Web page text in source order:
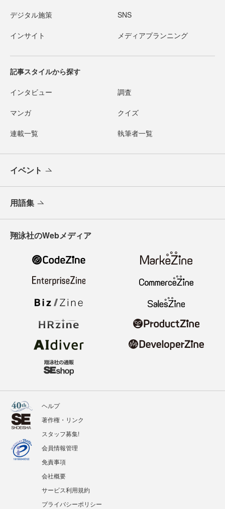
デジタル施策 SNS
インサイト メディアプランニング
記事スタイルから探す
インタビュー 調査
マンガ クイズ
連載一覧 執筆者一覧
イベント
用語集
翔泳社のWebメディア
ヘルプ
著作権・リンク
スタッフ募集!
会員情報管理
免責事項
会社概要
サービス利用規約
プライバシーポリシー